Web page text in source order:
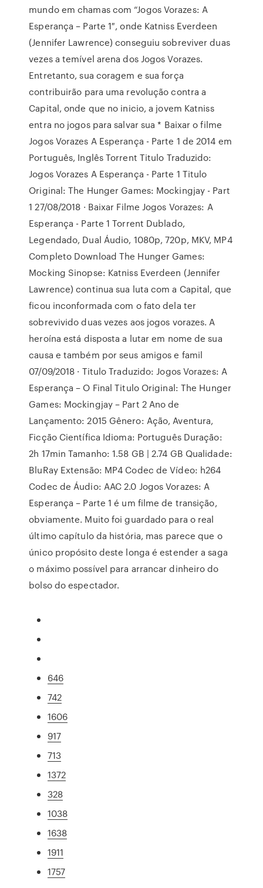
mundo em chamas com “Jogos Vorazes: A
Esperança – Parte 1″, onde Katniss Everdeen
(Jennifer Lawrence) conseguiu sobreviver duas
vezes a temível arena dos Jogos Vorazes.
Entretanto, sua coragem e sua força
contribuirão para uma revolução contra a
Capital, onde que no inicio, a jovem Katniss
entra no jogos para salvar sua * Baixar o filme
Jogos Vorazes A Esperança - Parte 1 de 2014 em
Português, Inglês Torrent Titulo Traduzido:
Jogos Vorazes A Esperança - Parte 1 Titulo
Original: The Hunger Games: Mockingjay - Part
1 27/08/2018 · Baixar Filme Jogos Vorazes: A
Esperança - Parte 1 Torrent Dublado,
Legendado, Dual Áudio, 1080p, 720p, MKV, MP4
Completo Download The Hunger Games:
Mocking Sinopse: Katniss Everdeen (Jennifer
Lawrence) continua sua luta com a Capital, que
ficou inconformada com o fato dela ter
sobrevivido duas vezes aos jogos vorazes. A
heroína está disposta a lutar em nome de sua
causa e também por seus amigos e famil
07/09/2018 · Titulo Traduzido: Jogos Vorazes: A
Esperança – O Final Titulo Original: The Hunger
Games: Mockingjay – Part 2 Ano de
Lançamento: 2015 Gênero: Ação, Aventura,
Ficção Científica Idioma: Português Duração:
2h 17min Tamanho: 1.58 GB | 2.74 GB Qualidade:
BluRay Extensão: MP4 Codec de Vídeo: h264
Codec de Áudio: AAC 2.0 Jogos Vorazes: A
Esperança – Parte 1 é um filme de transição,
obviamente. Muito foi guardado para o real
último capítulo da história, mas parece que o
único propósito deste longa é estender a saga
o máximo possível para arrancar dinheiro do
bolso do espectador.
646
742
1606
917
713
1372
328
1038
1638
1911
1757